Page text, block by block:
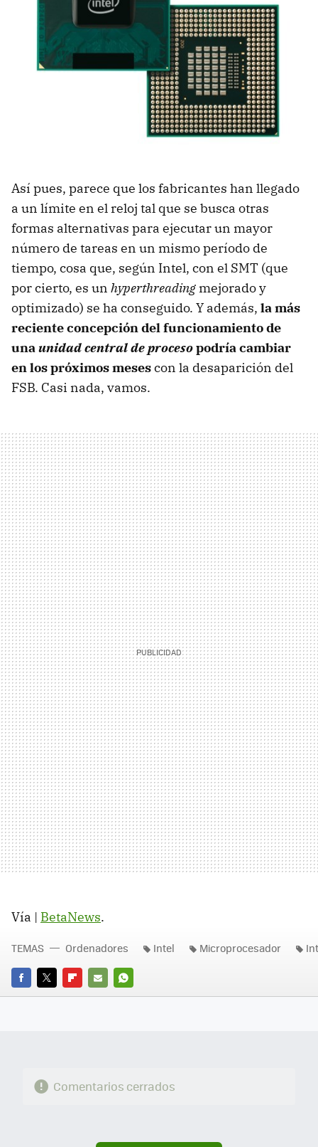
Así pues, parece que los fabricantes han llegado
a un límite en el reloj tal que se busca otras
formas alternativas para ejecutar un mayor
número de tareas en un mismo período de
tiempo, cosa que, según Intel, con el SMT (que
por cierto, es un hyperthreading mejorado y
optimizado) se ha conseguido. Y además, la más
reciente concepción del funcionamiento de
unaunidad central de procesopodría cambiar
en los próximos mesescon la desaparición del
FSB. Casi nada, vamos.
Vía | BetaNews.
FACEBOOK
TWITTERFLIPBOARD
E-
WHATSAPP
TEMAS Ordenadores Intel Microprocesador
Comentarios cerrados